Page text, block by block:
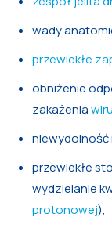
wady
przewlekłe
obniżenie
zakażenia
niewydolność
przewlekłe
wydzielanie
protonowej),